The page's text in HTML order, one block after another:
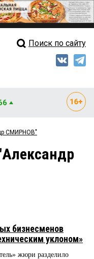
Свежий выпуск
Рейтинги
Поиск по сайту
СМИРНОВ"
бизнесменов
уклоном»
жюри разделило